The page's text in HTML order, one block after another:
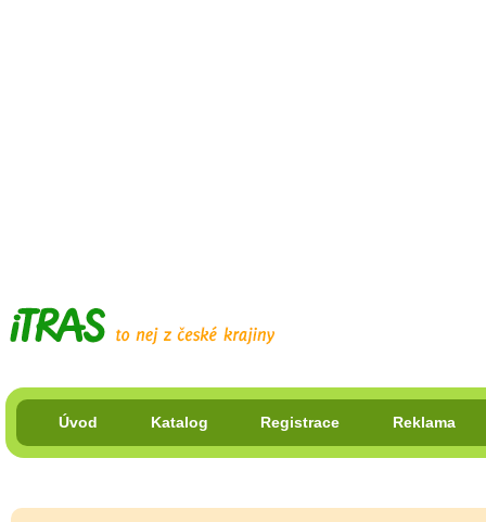
Úvod Katalog Registrace Reklama